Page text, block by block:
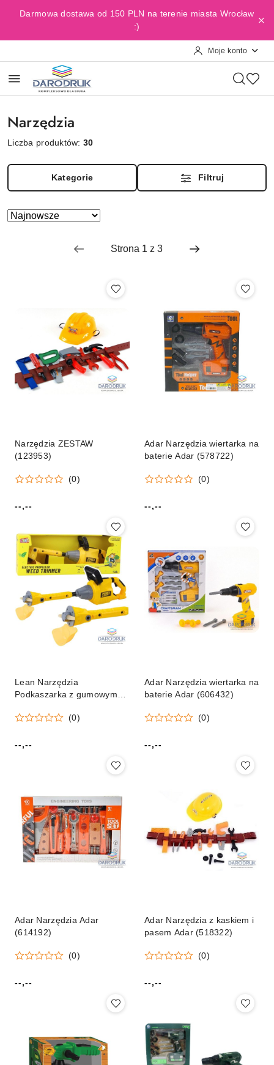
Przejdź do treści głównej
Przejdź do wyszukiwarki
Przejdź do moje konto
Przejdź do menu głównego
Przejdź do stopki
Darmowa dostawa od 150 PLN na terenie miasta Wrocław
:)
Moje konto
Narzędzia
Liczba produktów:30
Kategorie Filtruj
Zastosowano
Sortuj
Narzędzia ZESTAW
(123953)
(0)
Cena:
--,--
Adar Narzędzia wiertarka na
baterie Adar (578722)
(0)
Cena:
--,--
Lean Narzędzia
Podkaszarka z gumowym
Lean (26871)(0)
Cena:
--,--
Adar Narzędzia wiertarka na
baterie Adar (606432)
(0)
Cena:
--,--
Adar Narzędzia Adar
(614192)
(0)
Cena:
--,--
Adar Narzędzia z kaskiem i
pasem Adar (518322)
(0)
Cena:
--,--